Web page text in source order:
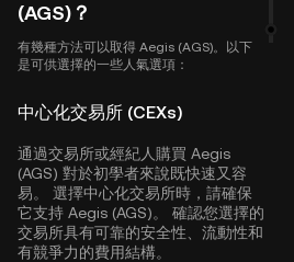
(AGS)？
有幾種方法可以取得 Aegis (AGS)。以下
是可供選擇的一些人氣選項：
中心化交易所 (CEXs)
通過交易所或經紀人購買 Aegis
(AGS) 對於初學者來說既快速又容
易。 選擇中心化交易所時，請確保
它支持 Aegis (AGS)。 確認您選擇的
交易所具有可靠的安全性、流動性和
有競爭力的費用結構。